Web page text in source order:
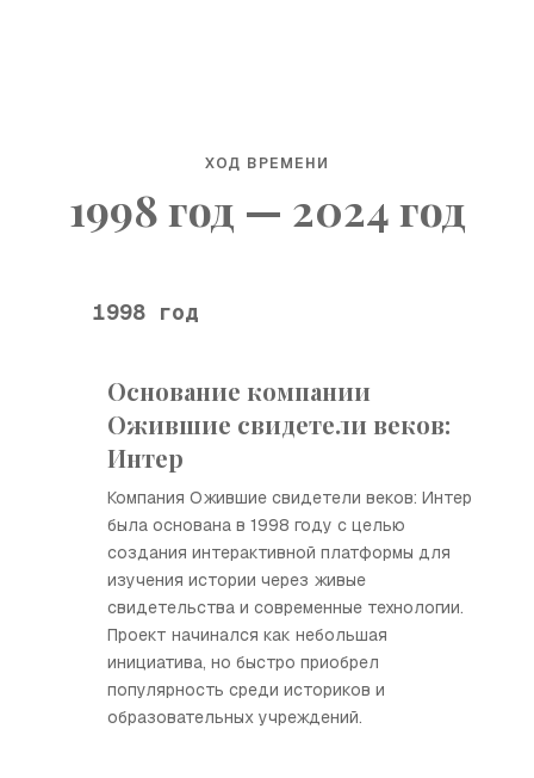
ХОД ВРЕМЕНИ
1998 год — 2024 год
1998 год
Основание компании
Ожившие свидетели веков:
Интер
Компания Ожившие свидетели веков: Интер
была основана в 1998 году с целью
создания интерактивной платформы для
изучения истории через живые
свидетельства и современные технологии.
Проект начинался как небольшая
инициатива, но быстро приобрел
популярность среди историков и
образовательных учреждений.